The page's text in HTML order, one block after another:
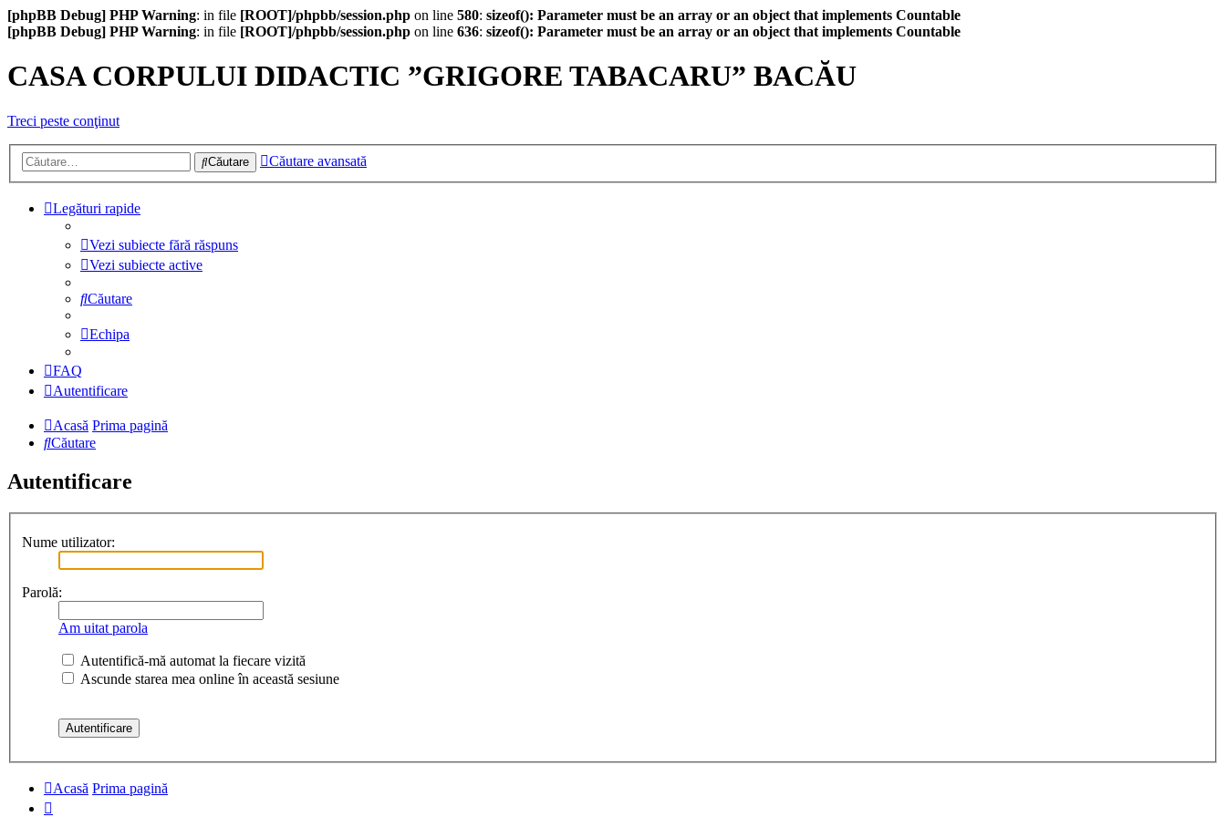
[phpBB Debug] PHP Warning: in file [ROOT]/phpbb/session.php on line 580: sizeof(): Parameter must be an array or an object that implements Countable
[phpBB Debug] PHP Warning: in file [ROOT]/phpbb/session.php on line 636: sizeof(): Parameter must be an array or an object that implements Countable
CASA CORPULUI DIDACTIC ”GRIGORE TABACARU” BACĂU
Treci peste conţinut
Căutare Căutare avansată
Legături rapide
Vezi subiecte fără răspuns
Vezi subiecte active
Căutare
Echipa
FAQ
Autentificare
Acasă Prima pagină
Căutare
Autentificare
Nume utilizator:
Parolă:
Am uitat parola
Autentifică-mă automat la fiecare vizită
Ascunde starea mea online în această sesiune
Acasă Prima pagină